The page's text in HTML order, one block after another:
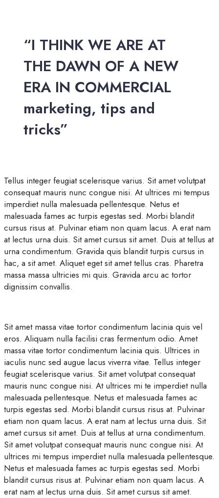
“I THINK WE ARE AT
THE DAWN OF A NEW
ERA IN COMMERCIAL
marketing, tips and
tricks”
Tellus integer feugiat scelerisque varius. Sit amet volutpat
consequat mauris nunc congue nisi. At ultrices mi tempus
imperdiet nulla malesuada pellentesque. Netus et
malesuada fames ac turpis egestas sed. Morbi blandit
cursus risus at. Pulvinar etiam non quam lacus. A erat nam
at lectus urna duis. Sit amet cursus sit amet. Duis at tellus at
urna condimentum. Gravida quis blandit turpis cursus in
hac, a sit amet. Aliquet eget sit amet tellus cras. Pharetra
massa massa ultricies mi quis. Gravida arcu ac tortor
dignissim convallis.
Sit amet massa vitae tortor condimentum lacinia quis vel
eros. Aliquam nulla facilisi cras fermentum odio. Amet
massa vitae tortor condimentum lacinia quis. Ultrices in
iaculis nunc sed augue lacus viverra vitae. Tellus integer
feugiat scelerisque varius. Sit amet volutpat consequat
mauris nunc congue nisi. At ultrices mi te imperdiet nulla
malesuada pellentesque. Netus et malesuada fames ac
turpis egestas sed. Morbi blandit cursus risus at. Pulvinar
etiam non quam lacus. A erat nam at lectus urna duis. Sit
amet cursus sit amet. Duis at tellus at urna condimentum.
Sit amet volutpat consequat mauris nunc congue nisi. At
ultrices mi tempus imperdiet nulla malesuada pellentesque.
Netus et malesuada fames ac turpis egestas sed. Morbi
blandit cursus risus at. Pulvinar etiam non quam lacus. A
erat nam at lectus urna duis. Sit amet cursus sit amet.